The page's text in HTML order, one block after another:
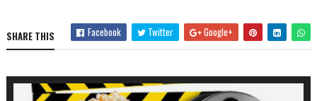
SHARE THIS Facebook Twitter Google+